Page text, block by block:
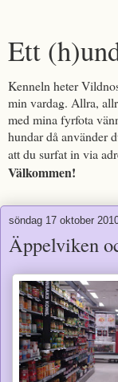
Ett
Kenneln heter
min vardag. Allra,
med mina fyrfota
hundar då använder
att du surfat in via
Välkommen!
söndag 17 oktober
Äppelviken